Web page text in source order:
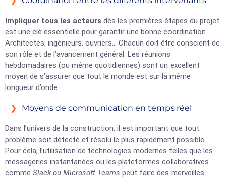
Impliquer tous les acteurs dès les premières étapes du projet
est une clé essentielle pour garantir une bonne coordination.
Architectes, ingénieurs, ouvriers… Chacun doit être conscient de
son rôle et de l’avancement général. Les réunions
hebdomadaires (ou même quotidiennes) sont un excellent
moyen de s’assurer que tout le monde est sur la même
longueur d’onde.
Moyens de communication en temps réel
Dans l’univers de la construction, il est important que tout
problème soit détecté et résolu le plus rapidement possible.
Pour cela, l’utilisation de technologies modernes telles que les
messageries instantanées ou les plateformes collaboratives
comme Slack ou Microsoft Teams peut faire des merveilles.